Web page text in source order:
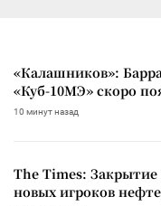
«Калашников»:
«Куб-10МЭ» скоро
10 минут назад
The Times: Закрытие
новых игроков